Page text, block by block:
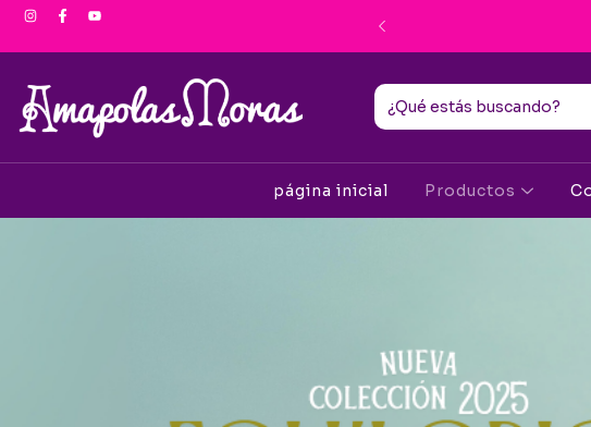
por Transferencia
página inicial Productos